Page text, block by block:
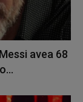
avea 68